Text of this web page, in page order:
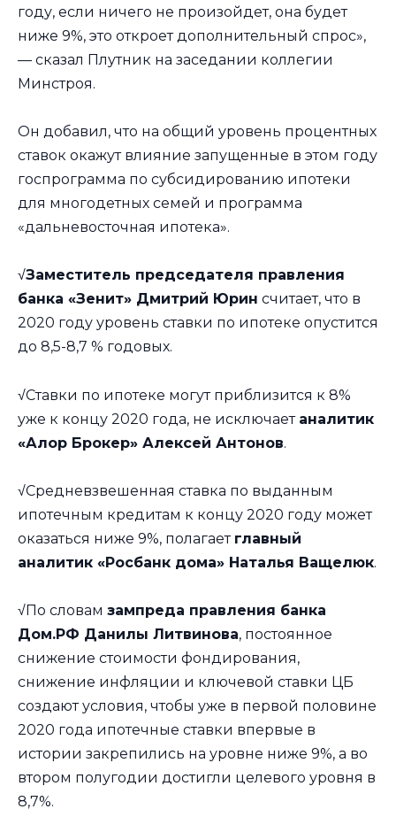
году, если ничего не произойдет, она будет
ниже 9%, это откроет дополнительный спрос»,
— сказал Плутник на заседании коллегии
Минстроя.
Он добавил, что на общий уровень процентных
ставок окажут влияние запущенные в этом году
госпрограмма по субсидированию ипотеки
для многодетных семей и программа
«дальневосточная ипотека».
√Заместитель председателя правления
банка «Зенит» Дмитрий Юрин считает, что в
2020 году уровень ставки по ипотеке опустится
до 8,5-8,7 % годовых.
√Ставки по ипотеке могут приблизится к 8%
уже к концу 2020 года, не исключает аналитик
«Алор Брокер» Алексей Антонов.
√Средневзвешенная ставка по выданным
ипотечным кредитам к концу 2020 году может
оказаться ниже 9%, полагает главный
аналитик «Росбанк дома» Наталья Ващелюк.
√По словам зампреда правления банка
Дом.РФ Данилы Литвинова, постоянное
снижение стоимости фондирования,
снижение инфляции и ключевой ставки ЦБ
создают условия, чтобы уже в первой половине
2020 года ипотечные ставки впервые в
истории закрепились на уровне ниже 9%, а во
втором полугодии достигли целевого уровня в
8,7%.